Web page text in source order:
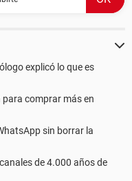
explicó lo que es
para comprar más en
sin borrar la
de 4.000 años de